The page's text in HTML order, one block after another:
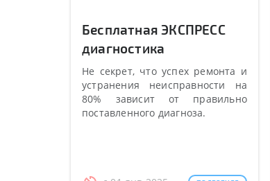
Бесплатная ЭКСПРЕСС
диагностика
Не секрет, что успех ремонта и
устранения неисправности на
80% зависит от правильно
поставленного диагноза.